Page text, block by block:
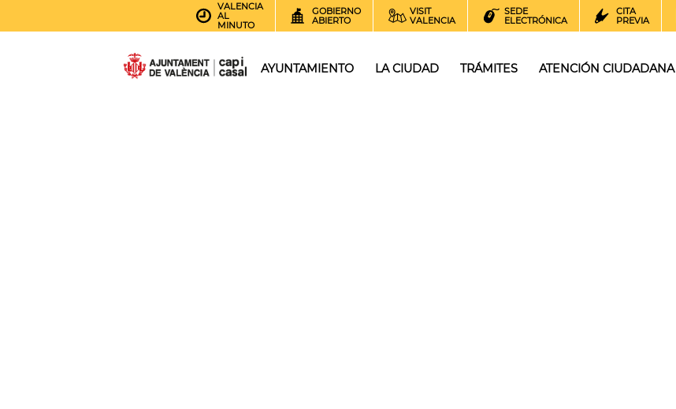
VALENCIA
AL
MINUTO
GOBIERNO
ABIERTO
VISIT
VALENCIA
SEDE
ELECTRÓNICA
CITA
PREVIA
AYUNTAMIENTO LA CIUDAD TRÁMITES ATENCIÓN CIUDADANA